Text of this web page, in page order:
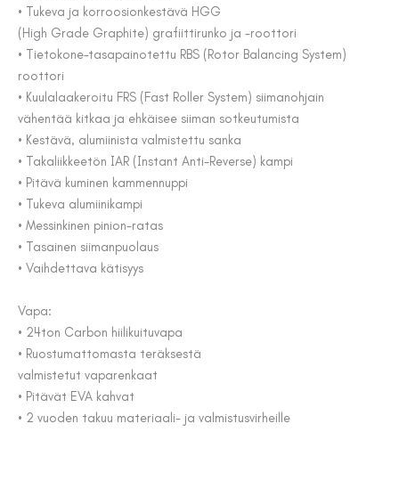
• Tukeva ja korroosionkestävä HGG
(High Grade Graphite) grafiittirunko ja -roottori
• Tietokone-tasapainotettu RBS (Rotor Balancing System)
roottori
• Kuulalaakeroitu FRS (Fast Roller System) siimanohjain
vähentää kitkaa ja ehkäisee siiman sotkeutumista
• Kestävä, alumiinista valmistettu sanka
• Takaliikkeetön IAR (Instant Anti-Reverse) kampi
• Pitävä kuminen kammennuppi
• Tukeva alumiinikampi
• Messinkinen pinion-ratas
• Tasainen siimanpuolaus
• Vaihdettava kätisyys
Vapa:
• 24ton Carbon hiilikuituvapa
• Ruostumattomasta teräksestä
valmistetut vaparenkaat
• Pitävät EVA kahvat
• 2 vuoden takuu materiaali- ja valmistusvirheille